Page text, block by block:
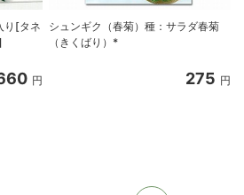
り[タネ
円
シュンギク（春菊）種：サラダ春菊
（きくばり）*
275 円